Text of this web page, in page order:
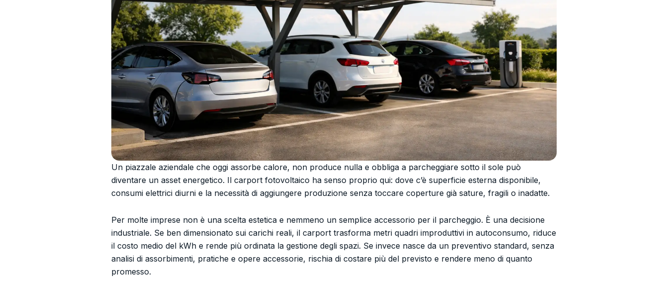
Un piazzale aziendale che oggi assorbe calore, non produce nulla e obbliga a parcheggiare sotto il sole può
diventare un asset energetico. Il carport fotovoltaico ha senso proprio qui: dove c’è superficie esterna disponibile,
consumi elettrici diurni e la necessità di aggiungere produzione senza toccare coperture già sature, fragili o inadatte.
Per molte imprese non è una scelta estetica e nemmeno un semplice accessorio per il parcheggio. È una decisione
industriale. Se ben dimensionato sui carichi reali, il carport trasforma metri quadri improduttivi in autoconsumo, riduce
il costo medio del kWh e rende più ordinata la gestione degli spazi. Se invece nasce da un preventivo standard, senza
analisi di assorbimenti, pratiche e opere accessorie, rischia di costare più del previsto e rendere meno di quanto
promesso.